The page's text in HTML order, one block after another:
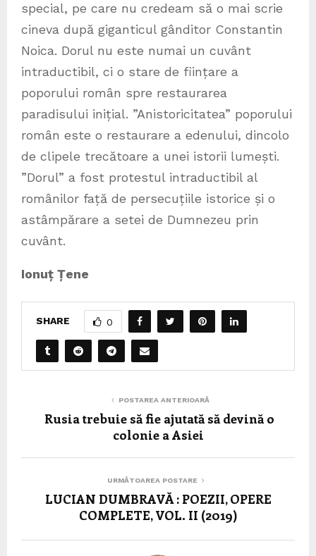
special, pe care nu credeam să o mai scrie
cineva după giganticul gânditor Constantin
Noica. Dorul nu este numai un cuvânt
intraductibil, ci o stare de ființare a
poporului român spre restaurarea
paradisului inițial. ”Anistoricitatea” poporului
român este o restaurare a edenului, dincolo
de clipele trecătoare a unei istorii lumești.
”Dorul” a fost protestul intraductibil al
românilor față de persecuțiile istorice și o
astâmpărare a setei de Dumnezeu prin
cuvânt.
Ionuț Țene
SHARE 0
POSTAREA ANTERIOARĂ
Rusia trebuie să fie ajutată să devină o
colonie a Asiei
URMĂTOAREA POSTARE
LUCIAN DUMBRAVĂ : POEZII, OPERE
COMPLETE, VOL. II (2019)